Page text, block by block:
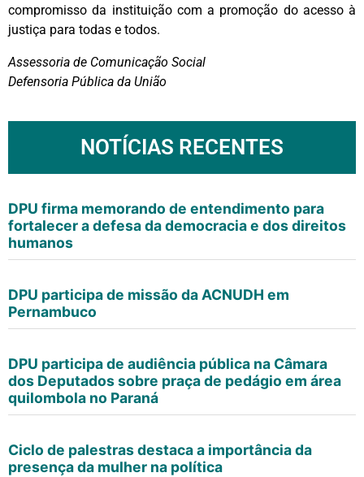
compromisso da instituição com a promoção do acesso à
justiça para todas e todos.
Assessoria de Comunicação Social
Defensoria Pública da União
NOTÍCIAS RECENTES
DPU firma memorando de entendimento para
fortalecer a defesa da democracia e dos direitos
humanos
DPU participa de missão da ACNUDH em
Pernambuco
DPU participa de audiência pública na Câmara
dos Deputados sobre praça de pedágio em área
quilombola no Paraná
Ciclo de palestras destaca a importância da
presença da mulher na política